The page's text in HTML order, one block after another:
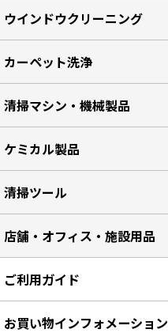
ウインドウクリーニング
カーペット洗浄
清掃マシン・機械製品
ケミカル製品
清掃ツール
店舗・オフィス・施設用品
ご利用ガイド
お買い物インフォメーション